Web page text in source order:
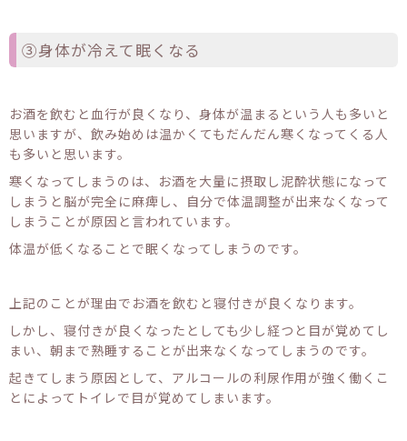
③身体が冷えて眠くなる
お酒を飲むと血行が良くなり、身体が温まるという人も多いと
思いますが、飲み始めは温かくてもだんだん寒くなってくる人
も多いと思います。
寒くなってしまうのは、お酒を大量に摂取し泥酔状態になって
しまうと脳が完全に麻痺し、自分で体温調整が出来なくなって
しまうことが原因と言われています。
体温が低くなることで眠くなってしまうのです。
上記のことが理由でお酒を飲むと寝付きが良くなります。
しかし、寝付きが良くなったとしても少し経つと目が覚めてし
まい、朝まで熟睡することが出来なくなってしまうのです。
起きてしまう原因として、アルコールの利尿作用が強く働くこ
とによってトイレで目が覚めてしまいます。